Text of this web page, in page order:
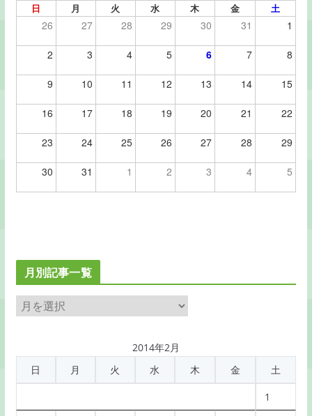
日 月 火 水 木 金 土
26 27 28 29 30 31 1
2 3 4 5 6 7 8
9 10 11 12 13 14 15
16 17 18 19 20 21 22
23 24 25 26 27 28 29
30 31 1 2 3 4 5
月別記事一覧
月
事
2014年2月
日
月 火 水 木 金 土
1